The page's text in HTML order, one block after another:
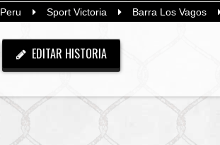
Peru Sport Victoria Barra Los Vagos
EDITAR HISTORIA